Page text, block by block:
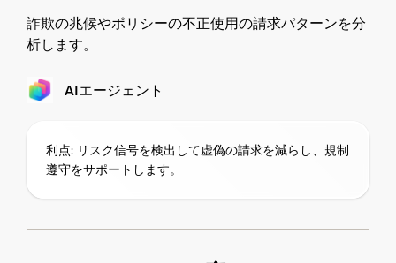
詐欺の兆候やポリシーの不正使用の請求パターンを分
析します。
AIエージェント
利点: リスク信号を検出して虚偽の請求を減らし、規制
遵守をサポートします。